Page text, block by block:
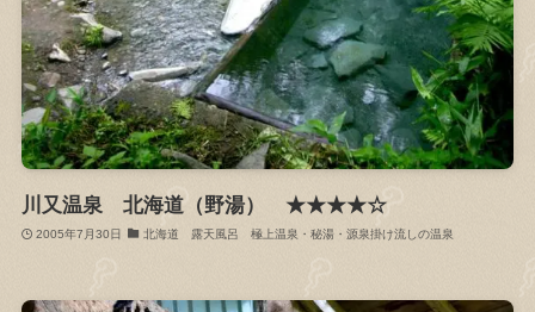
川又温泉 北海道（野湯） ★★★★☆
2005年7月30日 北海道 露天風呂 極上温泉・秘湯・源泉掛け流しの温泉